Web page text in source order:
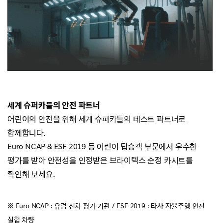
세계 슈퍼카들의 안전 파트너
어린이의 안전을 위해 세계 슈퍼카들의 테스트 파트너로
함께합니다.
Euro NCAP & ESF 2019 등 어린이 탑승객 부문에서 우수한
평가를 받아 안전성을 인정받은 브라이텍스 순정 카시트를
확인해 보세요.
※ Euro NCAP : 유럽 신차 평가 기관 / ESF 2019 : 타사 자율주행 안전
실험 차량